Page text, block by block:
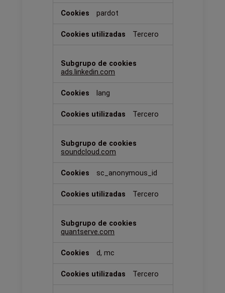
pardot
Tercero
ads.linkedin.com
lang
Tercero
soundcloud.com
sc_anonymous_id
Tercero
quantserve.com
d, mc
Tercero